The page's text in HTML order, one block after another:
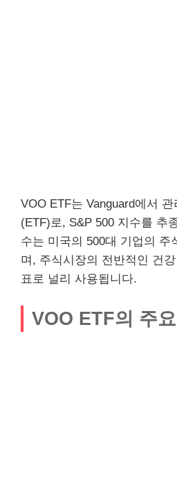
VOO ETF는 Vanguard에서
(ETF)로, S&P 500 지수를 추
수는 미국의 500대 기업의 주
며, 주식시장의 전반적인 건
표로 널리 사용됩니다.
VOO ETF의 주